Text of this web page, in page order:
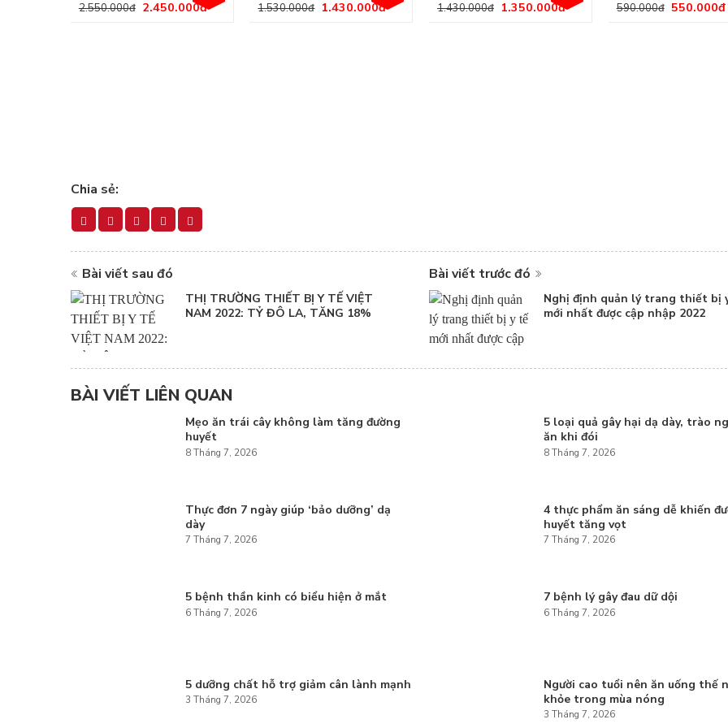
2.550.000đ 2.450.000đ 1.530.000đ 1.430.000đ 1.430.000đ 1.350.000đ 590.000đ 550.000đ
Chia sẻ:
Bài viết sau đó
THỊ TRƯỜNG THIẾT BỊ Y TẾ VIỆT
NAM 2022: TỶ ĐÔ LA, TĂNG 18%
Bài viết trước đó
Nghị định quản lý trang thiết bị
mới nhất được cập nhập 2022
BÀI VIẾT LIÊN QUAN
Mẹo ăn trái cây không làm tăng đường
huyết
8 Tháng 7, 2026
5 loại quả gây hại dạ dày, trào
ăn khi đói
8 Tháng 7, 2026
Thực đơn 7 ngày giúp ‘bảo dưỡng’ dạ
dày
7 Tháng 7, 2026
4 thực phẩm ăn sáng dễ khiến
huyết tăng vọt
7 Tháng 7, 2026
5 bệnh thần kinh có biểu hiện ở mắt
6 Tháng 7, 2026
7 bệnh lý gây đau dữ dội
6 Tháng 7, 2026
5 dưỡng chất hỗ trợ giảm cân lành mạnh
3 Tháng 7, 2026
Người cao tuổi nên ăn uống thế
khỏe trong mùa nóng
3 Tháng 7, 2026